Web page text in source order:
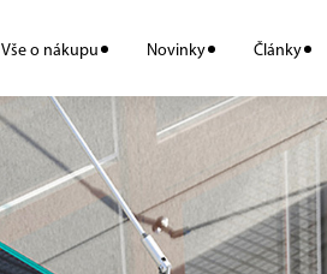
Vše o nákupu Novinky Články